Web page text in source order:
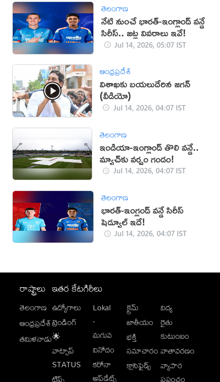
తెలంగాణ
నేటి నుంచే భారత్-ఇంగ్లాండ్ వన్డే
సిరీస్.. జట్ల వివరాలు ఇవే!
Jul 14, 2026, 05:07 IST
ఆంధ్రప్రదేశ్
విశాఖకు బయలుదేరిన జగన్
(వీడియో)
Jul 14, 2026, 04:07 IST
తెలంగాణ
ఇండియా-ఇంగ్లాండ్ తొలి వన్డే..
మ్యాచ్‌కు వర్షం గండం!
Jul 14, 2026, 04:07 IST
తెలంగాణ
భారత్-ఇంగ్లండ్ వన్డే సిరీస్
షెడ్యూల్ ఇదే!
Jul 14, 2026, 04:07 IST
రాష్ట్రాలు
తెలంగాణ
ఆంధ్రప్రదేశ్
తమిళనాడు
ఇతర కేటగిరీలు
ఉద్యోగాలు
ట్రెండింగ్
🌟
వాట్సాప్
STATUS
Lokal
-
మగువ
వినోదం
కరోనా
అప్‌డేట్స్
క్రైమ్
జాతీయం
భక్తి
సమాచారం
క్లాసిఫైడ్స్
విద్య
రైతు
కుటుంబం
వాతావరణం
వ్యాపార